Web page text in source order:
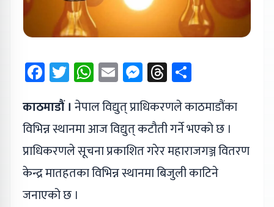
Facebook
Twitter
WhatsApp
EmailMessenger
Threads
काठमाडौं । नेपाल विद्युत् प्राधिकरणले काठमाडौंका
विभिन्न स्थानमा आज विद्युत् कटौती गर्ने भएको छ ।
प्राधिकरणले सूचना प्रकाशित गरेर महाराजगञ्ज वितरण
केन्द्र मातहतका विभिन्न स्थानमा बिजुली काटिने
जनाएको छ ।